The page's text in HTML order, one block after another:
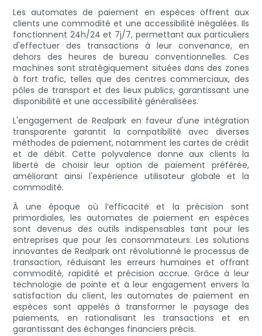
Les automates de paiement en espèces offrent aux
clients une commodité et une accessibilité inégalées. Ils
fonctionnent 24h/24 et 7j/7, permettant aux particuliers
d'effectuer des transactions à leur convenance, en
dehors des heures de bureau conventionnelles. Ces
machines sont stratégiquement situées dans des zones
à fort trafic, telles que des centres commerciaux, des
pôles de transport et des lieux publics, garantissant une
disponibilité et une accessibilité généralisées.
L'engagement de Realpark en faveur d'une intégration
transparente garantit la compatibilité avec diverses
méthodes de paiement, notamment les cartes de crédit
et de débit. Cette polyvalence donne aux clients la
liberté de choisir leur option de paiement préférée,
améliorant ainsi l'expérience utilisateur globale et la
commodité.
À une époque où l’efficacité et la précision sont
primordiales, les automates de paiement en espèces
sont devenus des outils indispensables tant pour les
entreprises que pour les consommateurs. Les solutions
innovantes de Realpark ont ​​révolutionné le processus de
transaction, réduisant les erreurs humaines et offrant
commodité, rapidité et précision accrue. Grâce à leur
technologie de pointe et à leur engagement envers la
satisfaction du client, les automates de paiement en
espèces sont appelés à transformer le paysage des
paiements, en rationalisant les transactions et en
garantissant des échanges financiers précis.